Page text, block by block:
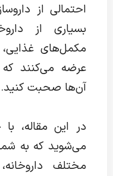
احتمالی از
بسیاری از
مکمل‌های
عرضه می‌کنند که
آن‌ها صحبت کنید.
در این مقاله،
می‌شوید که به
مختلف